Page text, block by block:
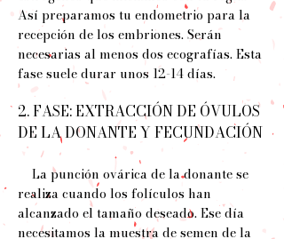
Así preparamos tu endometrio para la
recepción de los embriones. Serán
necesarias al menos dos ecografías. Esta
fase suele durar unos 12-14 días.
2. FASE: EXTRACCIÓN DE ÓVULOS
DE LA DONANTE Y FECUNDACIÓN
La punción ovárica de la donante se
realiza cuando los folículos han
alcanzado el tamaño deseado. Ese día
necesitamos la muestra de semen de la